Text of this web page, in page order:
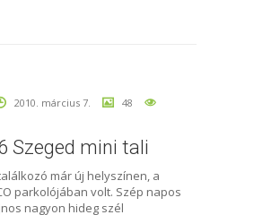
2010. március 7.
48
Szeged mini tali
már új helyszínen, a
parkolójában volt. Szép napos
nagyon hideg szél